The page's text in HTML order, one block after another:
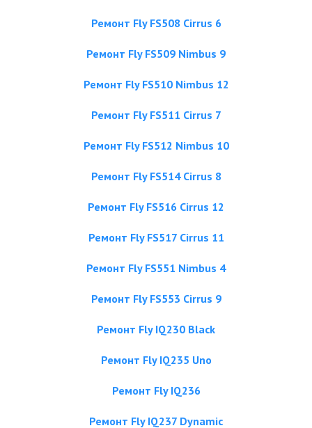
Ремонт Fly FS508 Cirrus 6
Ремонт Fly FS509 Nimbus 9
Ремонт Fly FS510 Nimbus 12
Ремонт Fly FS511 Cirrus 7
Ремонт Fly FS512 Nimbus 10
Ремонт Fly FS514 Cirrus 8
Ремонт Fly FS516 Cirrus 12
Ремонт Fly FS517 Cirrus 11
Ремонт Fly FS551 Nimbus 4
Ремонт Fly FS553 Cirrus 9
Ремонт Fly IQ230 Black
Ремонт Fly IQ235 Uno
Ремонт Fly IQ236
Ремонт Fly IQ237 Dynamic